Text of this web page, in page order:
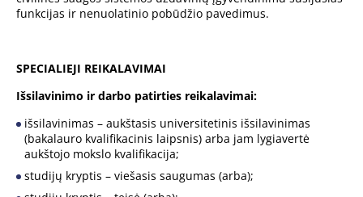
funkcijas ir nenuolatinio pobūdžio pavedimus.
SPECIALIEJI REIKALAVIMAI
Išsilavinimo ir darbo patirties reikalavimai:
išsilavinimas – aukštasis universitetinis išsilavinimas
(bakalauro kvalifikacinis laipsnis) arba jam lygiavertė
aukštojo mokslo kvalifikacija;
studijų kryptis – viešasis saugumas (arba);